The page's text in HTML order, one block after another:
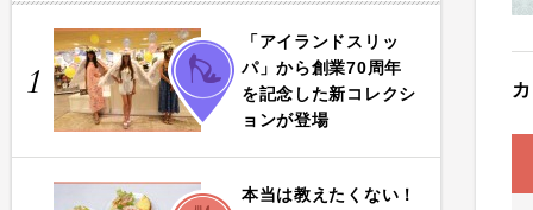
1
FASHION
「アイランドスリッ
パ」から創業70周年
を記念した新コレクシ
ョンが登場
FOOD
本当は教えたくない！